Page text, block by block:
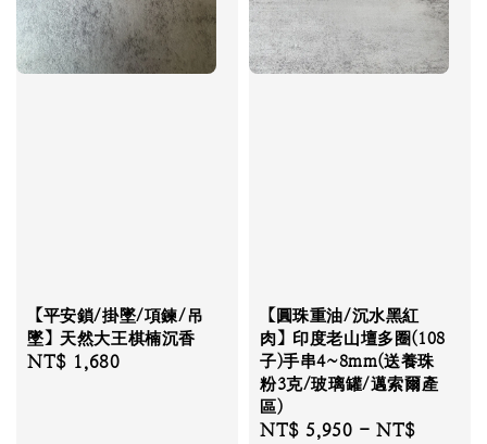
【平安鎖/掛墜/項鍊/吊
墜】天然大王棋楠沉香
Regular
NT$ 1,680
【圓珠重油/沉水黑紅
肉】印度老山壇多圈(108
子)手串4~8mm(送養珠
粉3克/玻璃罐/邁索爾產
區)
Regular
NT$ 5,950 -NT$